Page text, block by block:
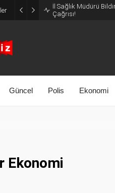
İl Sağlık Müdürü
Çağrısı!
Güncel Polis Ekonomi
Ekonomi